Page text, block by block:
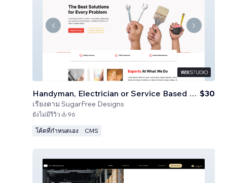
Handyman, Electrician or Service Based Business
เรียงตาม SugarFree Designs
$30
ยังไม่มีรีวิว 96
โค้ดที่กำหนดเอง CMS